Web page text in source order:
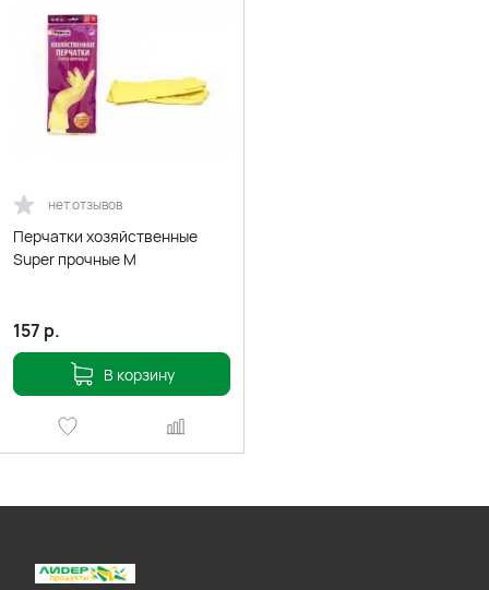
нет отзывов
Перчатки хозяйственные
Super прочные M
157 р.
В корзину